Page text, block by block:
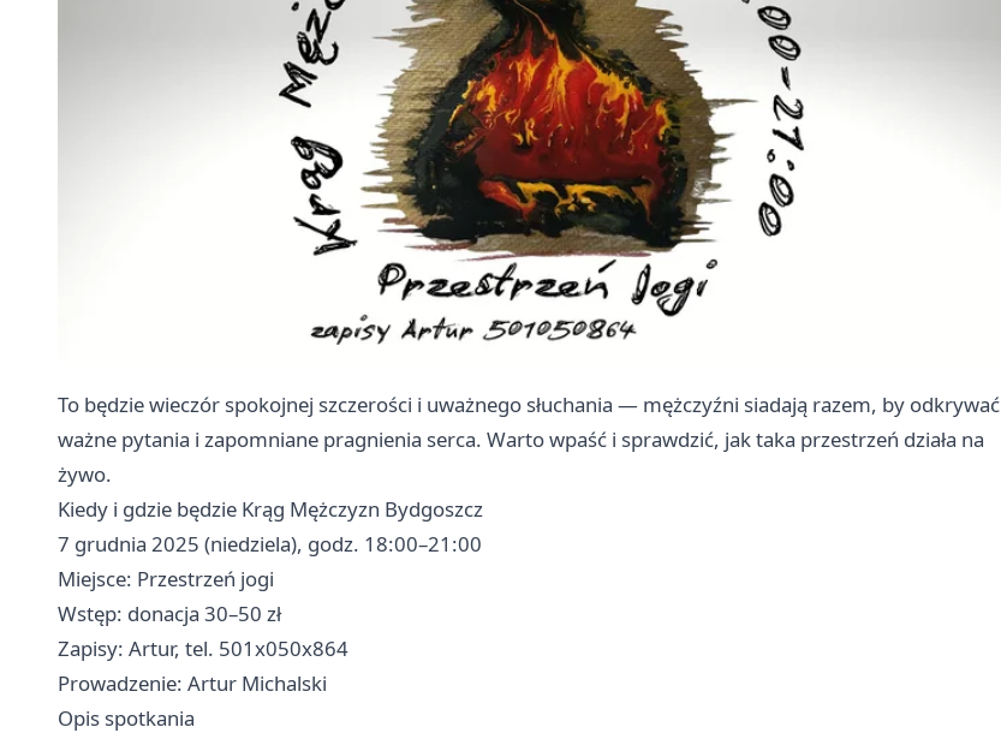
To będzie wieczór spokojnej szczerości i uważnego słuchania — mężczyźni siadają razem, by odkrywać
ważne pytania i zapomniane pragnienia serca. Warto wpaść i sprawdzić, jak taka przestrzeń działa na
żywo.
Kiedy i gdzie będzie Krąg Mężczyzn Bydgoszcz
7 grudnia 2025 (niedziela), godz. 18:00–21:00
Miejsce: Przestrzeń jogi
Wstęp: donacja 30–50 zł
Zapisy: Artur, tel. 501x050x864
Prowadzenie: Artur Michalski
Opis spotkania